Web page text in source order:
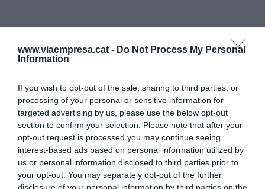
www.viaempresa.cat - Do Not Process My Personal
Information
If you wish to opt-out of the sale, sharing to third parties, or
processing of your personal or sensitive information for
targeted advertising by us, please use the below opt-out
section to confirm your selection. Please note that after your
opt-out request is processed you may continue seeing
interest-based ads based on personal information utilized by
us or personal information disclosed to third parties prior to
your opt-out. You may separately opt-out of the further
disclosure of your personal information by third parties on the